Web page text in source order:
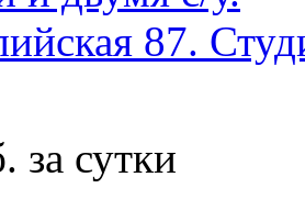
87.
за сутки